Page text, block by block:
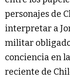
personajes de
interpretar a
militar
conciencia en
reciente de